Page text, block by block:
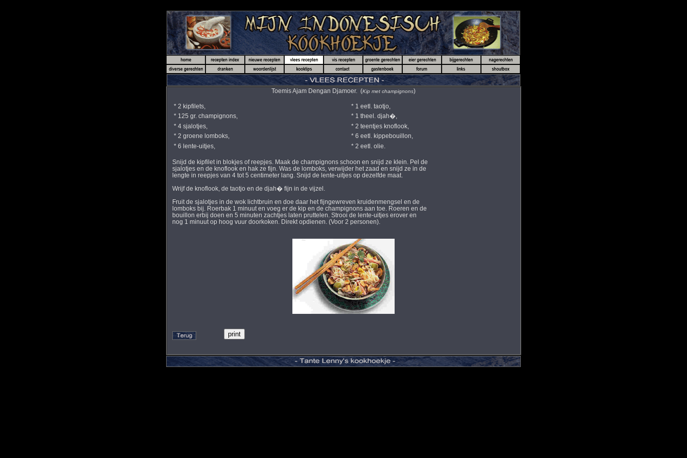
Toemis Ajam Dengan Djamoer. (Kip met champignons)
* 2 kipfilets,
* 1 eetl. taotjo,
* 125 gr. champignons,
* 1 theel. djah�,
* 4 sjalotjes,
* 2 teentjes knoflook,
* 2 groene lomboks,
* 6 eetl. kippebouillon,
* 6 lente-uitjes,
* 2 eetl. olie.
Snijd de kipfilet in blokjes of reepjes. Maak de champignons schoon en snijd ze klein. Pel de
sjalotjes en de knoflook en hak ze fijn. Was de lomboks, verwijder het zaad en snijd ze in de
lengte in reepjes van 4 tot 5 centimeter lang. Snijd de lente-uitjes op dezelfde maat.
Wrijf de knoflook, de taotjo en de djah� fijn in de vijzel.
Fruit de sjalotjes in de wok lichtbruin en doe daar het fijngewreven kruidenmengsel en de
lomboks bij. Roerbak 1 minuut en voeg er de kip en de champignons aan toe. Roeren en de
bouillon erbij doen en 5 minuten zachtjes laten pruttelen. Strooi de lente-uitjes erover en
nog 1 minuut op hoog vuur doorkoken. Direkt opdienen. (Voor 2 personen).